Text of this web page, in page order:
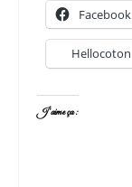
Facebook
Hellocoton
J’aime ça :